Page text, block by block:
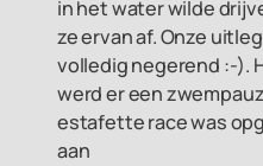
in het water wilde
ze ervan af. Onze
volledig negerend :-).
werd er een
estafette race was
aan